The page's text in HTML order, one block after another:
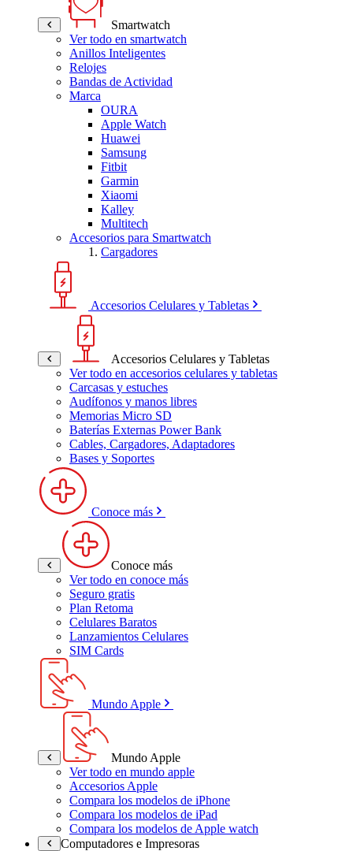
Smartwatch
Ver todo en smartwatch
Anillos Inteligentes
Relojes
Bandas de Actividad
Marca
OURA
Apple Watch
Huawei
Samsung
Fitbit
Garmin
Xiaomi
Kalley
Multitech
Accesorios para Smartwatch
Cargadores
Accesorios Celulares y Tabletas
Accesorios Celulares y Tabletas
Ver todo en accesorios celulares y tabletas
Carcasas y estuches
Audífonos y manos libres
Memorias Micro SD
Baterías Externas Power Bank
Cables, Cargadores, Adaptadores
Bases y Soportes
Conoce más
Conoce más
Ver todo en conoce más
Seguro gratis
Plan Retoma
Celulares Baratos
Lanzamientos Celulares
SIM Cards
Mundo Apple
Mundo Apple
Ver todo en mundo apple
Accesorios Apple
Compara los modelos de iPhone
Compara los modelos de iPad
Compara los modelos de Apple watch
Computadores e Impresoras